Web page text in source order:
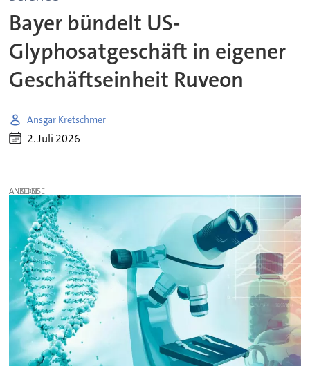
Bayer bündelt US-
Glyphosatgeschäft in eigener
Geschäftseinheit Ruveon
Ansgar Kretschmer
2. Juli 2026
ANZEIGE